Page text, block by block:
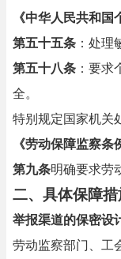
《中华人民共和国
第五十五条 ：处理
第五十八条 ：要
全。
特别规定国家机关
《劳动保障监察条
第九条明确要求劳
二、具体保障措
举报渠道的保密设
劳动监察部门、工